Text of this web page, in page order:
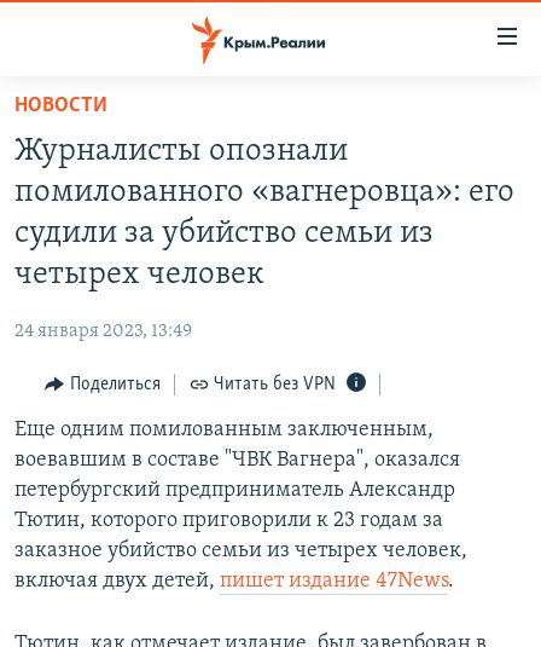
Вернуться
основному
содержанию
главной
Вернутся
поиску
СПЕЦПРОЕКТЫ
ИНТЕРАКТИВ
ИНФОГРАФИКА
ТЕЛЕПРОЕКТ КРЫМ.РЕАЛИИ
СОВЕТЫ ПРАВОЗАЩИТНИКОВ
ПРОПАВШИЕ БЕЗ ВЕСТИ
ПОБЕДИТЕЛЕЙ НЕ СУДЯТ?
РАДІО СВОБОДА
КАК ОБОЙТИ БЛОКИРОВКУ
Українською
Qırımtatar
ПРИСОЕДИНЯЙТЕСЬ!
НОВОСТИ
Журналисты опознали
помилованного «вагнеровца»: его
судили за убийство семьи из
четырех человек
24 января 2023, 13:49
Поделиться Читать без VPN
Еще одним помилованным заключенным,
воевавшим в составе "ЧВК Вагнера", оказался
петербургский предприниматель Александр
Тютин, которого приговорили к 23 годам за
заказное убийство семьи из четырех человек,
включая двух детей, пишет издание 47News.